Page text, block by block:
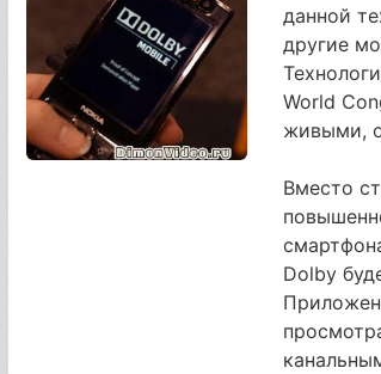
данной
другие
World
живыми,
Вместо
Dolby